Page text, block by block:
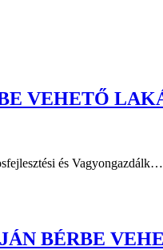
VEHETŐ
és Vagyongazdálk…
BÉRBE